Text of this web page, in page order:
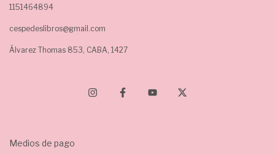
1151464894
cespedeslibros@gmail.com
Álvarez Thomas 853, CABA, 1427
Medios de pago